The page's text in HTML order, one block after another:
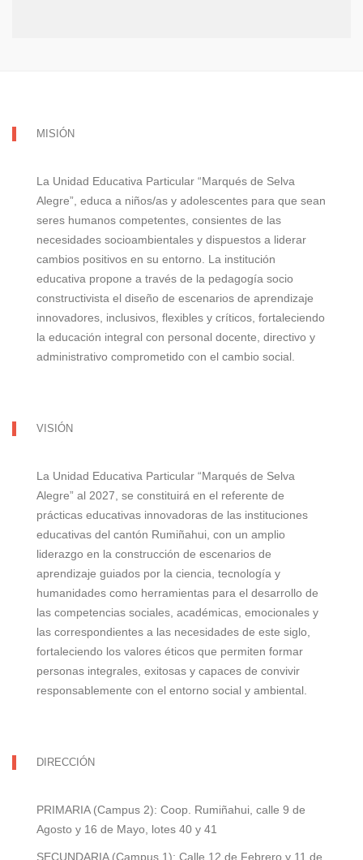
MISIÓN
La Unidad Educativa Particular “Marqués de Selva
Alegre”, educa a niños/as y adolescentes para que sean
seres humanos competentes, consientes de las
necesidades socioambientales y dispuestos a liderar
cambios positivos en su entorno. La institución
educativa propone a través de la pedagogía socio
constructivista el diseño de escenarios de aprendizaje
innovadores, inclusivos, flexibles y críticos, fortaleciendo
la educación integral con personal docente, directivo y
administrativo comprometido con el cambio social.
VISIÓN
La Unidad Educativa Particular “Marqués de Selva
Alegre” al 2027, se constituirá en el referente de
prácticas educativas innovadoras de las instituciones
educativas del cantón Rumiñahui, con un amplio
liderazgo en la construcción de escenarios de
aprendizaje guiados por la ciencia, tecnología y
humanidades como herramientas para el desarrollo de
las competencias sociales, académicas, emocionales y
las correspondientes a las necesidades de este siglo,
fortaleciendo los valores éticos que permiten formar
personas integrales, exitosas y capaces de convivir
responsablemente con el entorno social y ambiental.
DIRECCIÓN
PRIMARIA (Campus 2): Coop. Rumiñahui, calle 9 de
Agosto y 16 de Mayo, lotes 40 y 41
SECUNDARIA (Campus 1): Calle 12 de Febrero y 11 de